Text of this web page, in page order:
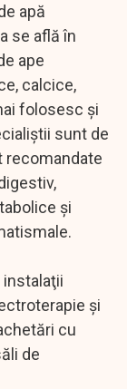
apă
se află în
ape
calcice,
folosesc şi
sunt de
recomandate
şi
instalaţii
şi
cu
de